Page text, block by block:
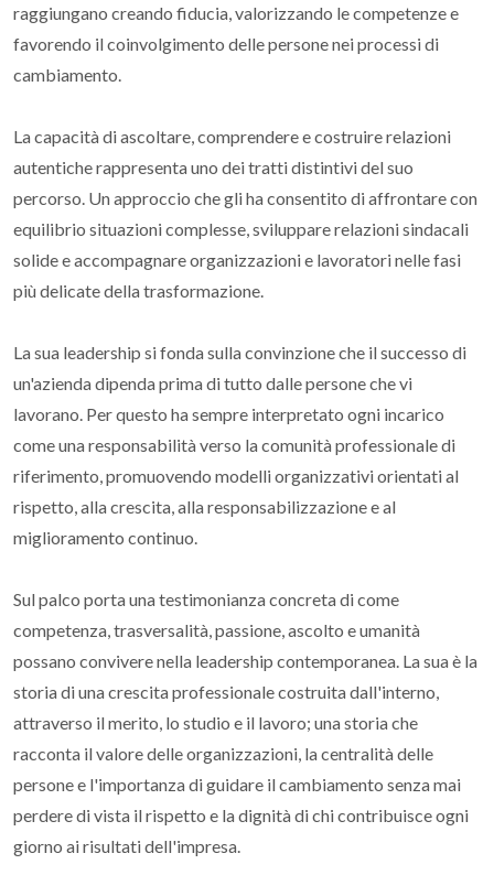
raggiungano creando fiducia, valorizzando le competenze e
favorendo il coinvolgimento delle persone nei processi di
cambiamento.
La capacità di ascoltare, comprendere e costruire relazioni
autentiche rappresenta uno dei tratti distintivi del suo
percorso. Un approccio che gli ha consentito di affrontare con
equilibrio situazioni complesse, sviluppare relazioni sindacali
solide e accompagnare organizzazioni e lavoratori nelle fasi
più delicate della trasformazione.
La sua leadership si fonda sulla convinzione che il successo di
un'azienda dipenda prima di tutto dalle persone che vi
lavorano. Per questo ha sempre interpretato ogni incarico
come una responsabilità verso la comunità professionale di
riferimento, promuovendo modelli organizzativi orientati al
rispetto, alla crescita, alla responsabilizzazione e al
miglioramento continuo.
Sul palco porta una testimonianza concreta di come
competenza, trasversalità, passione, ascolto e umanità
possano convivere nella leadership contemporanea. La sua è la
storia di una crescita professionale costruita dall'interno,
attraverso il merito, lo studio e il lavoro; una storia che
racconta il valore delle organizzazioni, la centralità delle
persone e l'importanza di guidare il cambiamento senza mai
perdere di vista il rispetto e la dignità di chi contribuisce ogni
giorno ai risultati dell'impresa.